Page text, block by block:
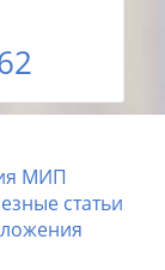
МИП
статьи